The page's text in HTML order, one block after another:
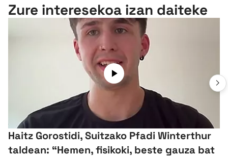
Zure interesekoa izan daiteke
Haitz Gorostidi, Suitzako Pfadi Winterthur
taldean: “Hemen, fisikoki, beste gauza bat